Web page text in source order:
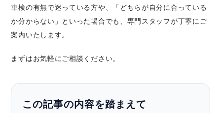
車検の有無で迷っている方や、「どちらが自分に合っている
か分からない」といった場合でも、専門スタッフが丁寧にご
案内いたします。
まずはお気軽にご相談ください。
この記事の内容を踏まえて